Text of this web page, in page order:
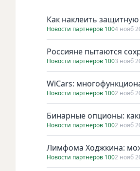
Как наклеить
Новости партнеров 1004 нояб
Россияне пытаются
Новости партнеров 1003 нояб
WiCars:
Новости партнеров 1002 нояб
Бинарные опционы:
Новости партнеров 1002 нояб
Лимфома Ходжкина:
Новости партнеров 1002 нояб